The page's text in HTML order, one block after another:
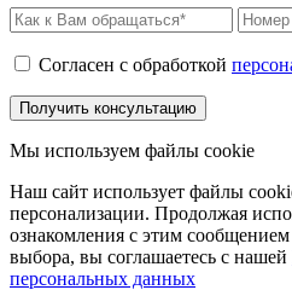
Согласен с обработкой
Мы используем файлы cookie
Наш сайт использует файлы
персонализации. Продолжая
ознакомления с этим
выбора, вы соглашаетесь с нашей
персональных данных